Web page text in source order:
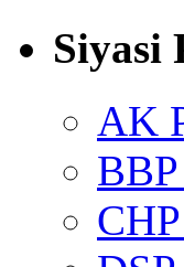
Siyasi
AK